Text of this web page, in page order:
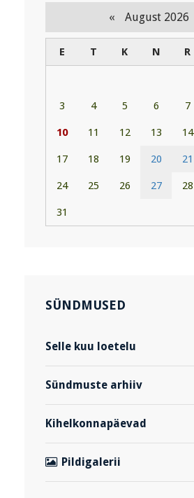
« August 2026
E T K N R
3 4 5 6 7
10 11 12 13 14
17 18 19 20 21
24 25 26 27 28
31
SÜNDMUSED
Selle kuu loetelu
Sündmuste arhiiv
Kihelkonnapäevad
Pildigalerii